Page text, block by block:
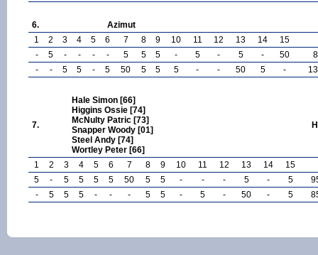
6.
Azimut
1
2 3 4 5 6 7 8 9 10 11 12 13 14
15
-
5 - - - - 5 5 5 - 5 - 5 - 50
-
- 5 5 - 5 50 5 5 5 - - 50 5 -
7.
Hale Simon [66]
Higgins Ossie [74]
McNulty Patric [73]
Snapper Woody [01]
Steel Andy [74]
Wortley Peter [66]
1 2 3 4 5 6 7 8 9 10 11 12 13 14
15
5
- 5 5 5 5 50 5 5 - - - 5 - 5
-
5 5 5 - - - 5 5 - 5 - 50 - 5